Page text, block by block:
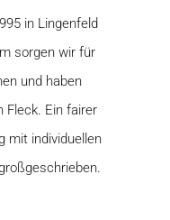
in Lingenfeld
sorgen wir für
und haben
Fleck. Ein fairer
mit individuellen